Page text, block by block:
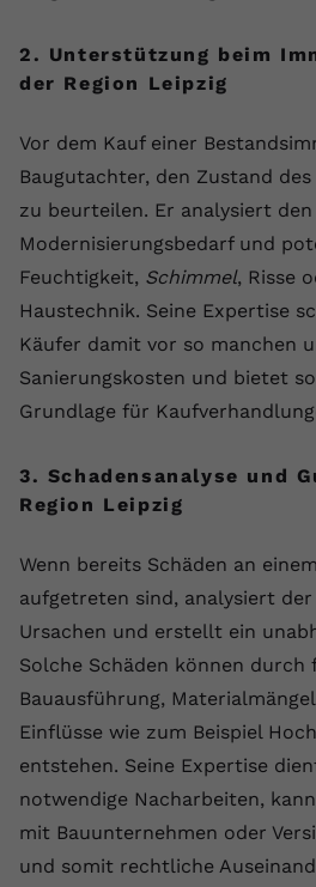
2. Unterstützung beim
der Region Leipzig
Vor dem Kauf einer
Baugutachter, den Zustand
zu beurteilen. Er analysiert den
Modernisierungsbedarf und
Feuchtigkeit, Schimmel, Risse
Haustechnik. Seine Expertise
Käufer damit vor so manchen
Sanierungskosten und bietet
Grundlage für
3. Schadensanalyse und
Region Leipzig
Wenn bereits Schäden an
aufgetreten sind, analysiert
Ursachen und erstellt ein
Solche Schäden können durch
Bauausführung,
Einflüsse wie zum Beispiel
entstehen. Seine Expertise
notwendige Nacharbeiten,
mit Bauunternehmen oder
und somit rechtliche
Name yt-remote-device-
Laufzeit Session
Zweck
YouTube setzt
speichern, der
Videos verwendet.
Name
Laufzeit Session
Zweck
registriert eine
Daten darüber
gesehen hat.
Anbieter Youtube.com
Laufzeit Session
Dieser von